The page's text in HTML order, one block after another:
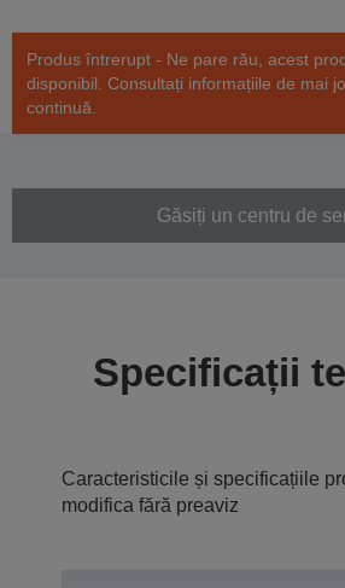
Produs întrerupt - Ne pare rău, acest
disponibil. Consultați informațiile de mai
continuă.
Găsiți un centru de
Specificații
Caracteristicile și specificațiile
modifica fără preaviz